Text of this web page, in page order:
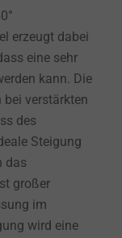
erzeugt dabei
eine sehr
kann. Die
verstärkten
des
Steigung
das
großer
im
wird eine